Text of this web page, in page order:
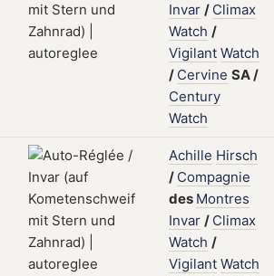
Invar / Climax
Watch /
Vigilant Watch
/ Cervine SA/
Century
Watch
Achille Hirsch
/ Compagnie
des Montres
Invar / Climax
Watch /
Vigilant Watch